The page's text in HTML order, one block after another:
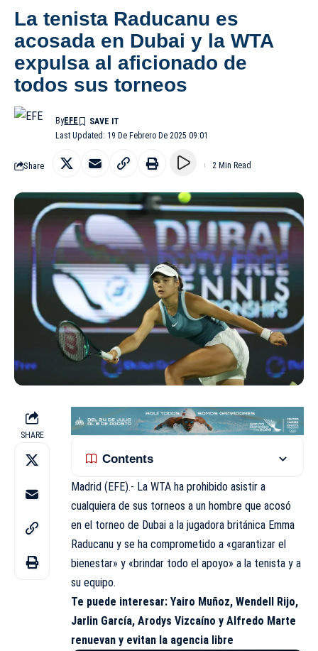
La tenista Raducanu es
acosada en Dubai y la WTA
expulsa al aficionado de
todos sus torneos
Last Updated: 19 De Febrero De 2025 09:01
ByEFE
Share 2 Min Read
SHARE
Contents
Madrid (EFE).- La WTA ha prohibido asistir a
cualquiera de sus torneos a un hombre que acosó
en el torneo de Dubai a la jugadora británica Emma
Raducanu y se ha comprometido a «garantizar el
bienestar» y «brindar todo el apoyo» a la tenista y a
su equipo.
Te puede interesar: Yairo Muñoz, Wendell Rijo,
Jarlin García, Arodys Vizcaíno y Alfredo Marte
renuevan y evitan la agencia libre